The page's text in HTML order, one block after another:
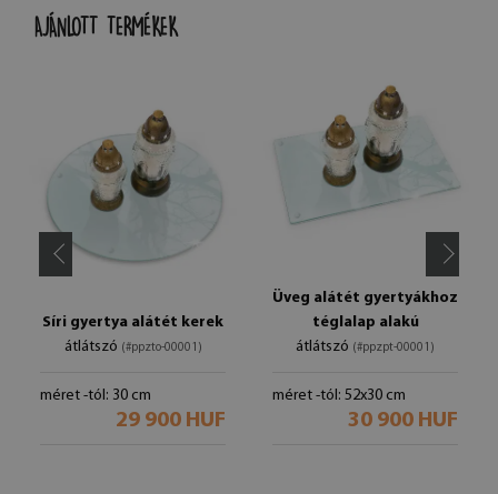
AJÁNLOTT TERMÉKEK
Síri gyertya alátét kerek
átlátszó (#ppzto-00001)
méret -tól: 30 cm
29 900 HUF
Üveg alátét gyertyákhoz
téglalap alakú
átlátszó (#ppzpt-00001)
méret -tól: 52x30 cm
30 900 HUF